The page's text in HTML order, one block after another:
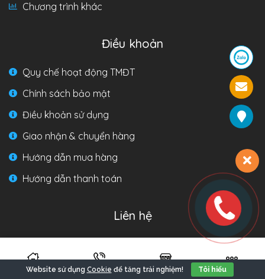
Chương trình khác
Điều khoản
Quy chế hoạt động TMĐT
Chính sách bảo mật
Điều khoản sử dụng
Giao nhận & chuyển hàng
Hướng dẫn mua hàng
Hướng dẫn thanh toán
Liên hệ
Miền Bắc: 0969.68.58.98
Website sử dụng Cookie để tăng trải nghiệm! Tôi hiểu